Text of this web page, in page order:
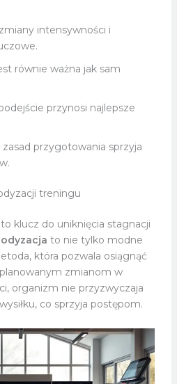
intensywności i
równie ważna jak sam
przynosi najlepsze
zasad przygotowania sprzyja
treningu
klucz do uniknięcia stagnacji
to nie tylko modne
która pozwala osiągnąć
zmianom w
organizm nie przyzwyczaja
co sprzyja postępom.